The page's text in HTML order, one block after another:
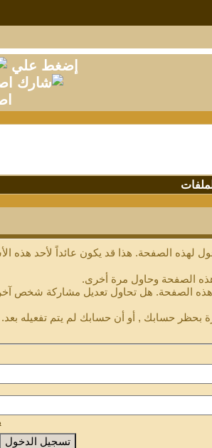
إضغط علي
لهذه الصفحة. هذا قد يكون عائداً لأحد هذه
الصفحة وحاول مرة أخرى.
الصفحة. هل تحاول تعديل مشاركة شخص
بحظر حسابك , أو أن حسابك لم يتم تفعيله بعد.